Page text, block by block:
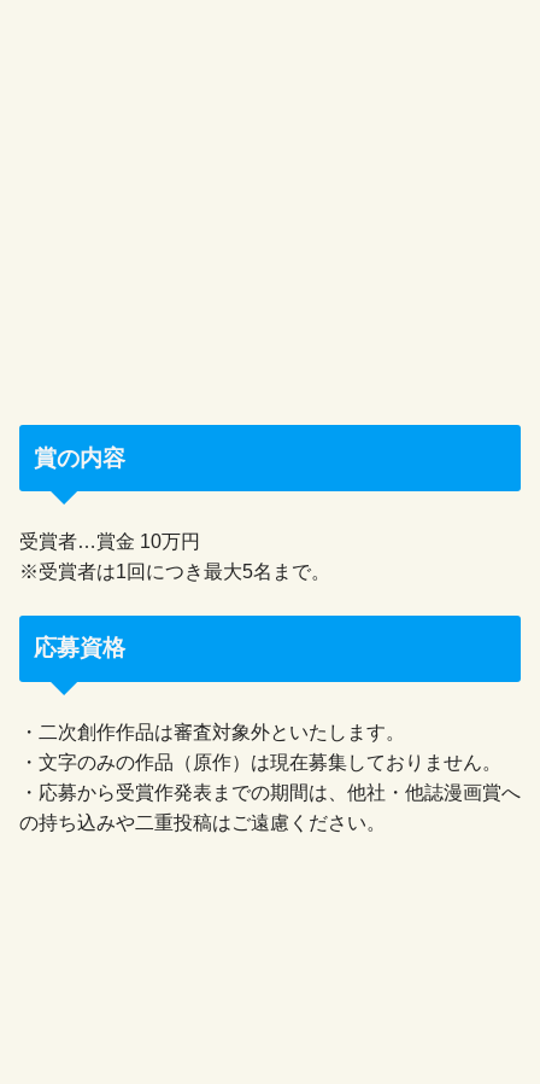
賞の内容
受賞者…賞金 10万円
※受賞者は1回につき最大5名まで。
応募資格
・二次創作作品は審査対象外といたします。
・文字のみの作品（原作）は現在募集しておりません。
・応募から受賞作発表までの期間は、他社・他誌漫画賞へ
の持ち込みや二重投稿はご遠慮ください。